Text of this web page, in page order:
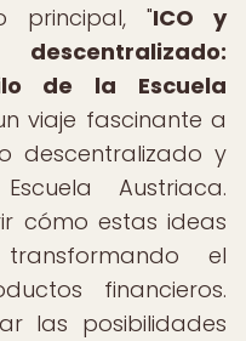
principal, "ICO y
de la Escuela
viaje fascinante a
descentralizado y
Austriaca.
cómo estas ideas
el
financieros.
las posibilidades